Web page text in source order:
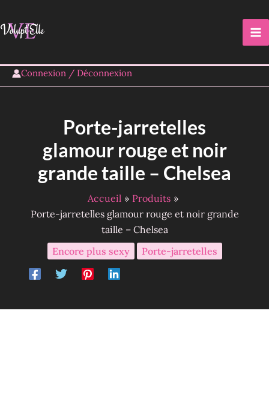
au
contenu
Connexion / Déconnexion
Porte-jarretelles
glamour rouge et noir
grande taille – Chelsea
Accueil
Produits
Porte-jarretelles glamour rouge et noir grande
taille – Chelsea
Encore plus sexy
Porte-jarretelles